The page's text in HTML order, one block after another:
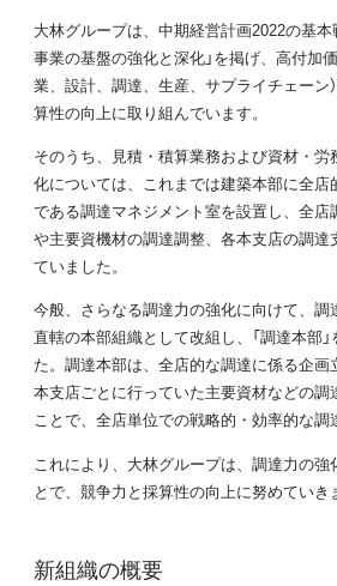
大林グループは、中期経営計画2022の基本
事業の基盤の強化と深化」を掲げ、高付加
業、設計、調達、生産、サプライチェーン
算性の向上に取り組んでいます。
そのうち、見積・積算業務および資材・
化については、これまでは建築本部に全店
である調達マネジメント室を設置し、全
や主要資機材の調達調整、各本支店の調達
ていました。
今般、さらなる調達力の強化に向けて、
直轄の本部組織として改組し、「調達本部
た。調達本部は、全店的な調達に係る企
本支店ごとに行っていた主要資材などの調
ことで、全店単位での戦略的・効率的な調
これにより、大林グループは、調達力の強
とで、競争力と採算性の向上に努めていき
新組織の概要